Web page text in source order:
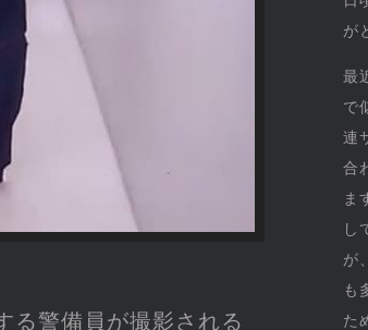
る警備員が撮影される
が
最
で
連
合
ま
し
が
も
た